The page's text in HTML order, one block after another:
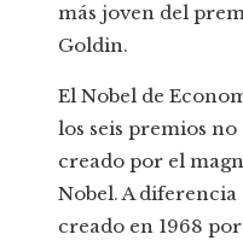
más joven del
Goldin.
El Nobel de
los seis premios
creado por el
Nobel. A diferencia
creado en 1968